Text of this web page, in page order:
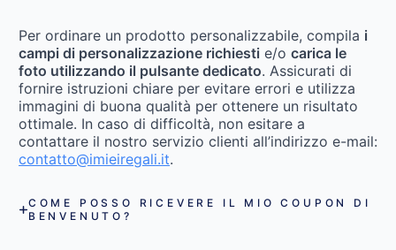
Per ordinare un prodotto personalizzabile, compila i
campi di personalizzazione richiesti e/o carica le
foto utilizzando il pulsante dedicato. Assicurati di
fornire istruzioni chiare per evitare errori e utilizza
immagini di buona qualità per ottenere un risultato
ottimale. In caso di difficoltà, non esitare a
contattare il nostro servizio clienti all’indirizzo e-mail:
contatto@imieiregali.it.
COME POSSO RICEVERE IL MIO COUPON DI
BENVENUTO?